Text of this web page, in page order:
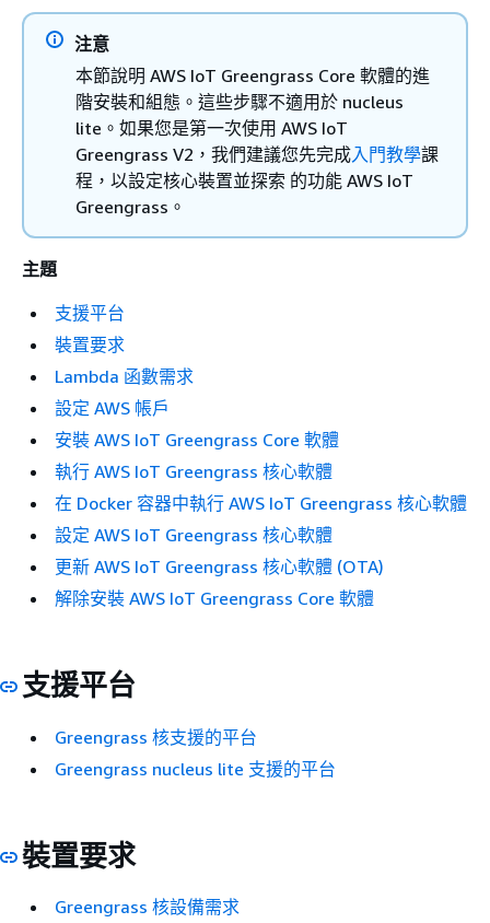
注意
本節說明 AWS IoT Greengrass Core 軟體的進
階安裝和組態。這些步驟不適用於 nucleus
lite。如果您是第一次使用 AWS IoT
Greengrass V2，我們建議您先完成入門教學課
程，以設定核心裝置並探索 的功能 AWS IoT
Greengrass。
主題
支援平台
裝置要求
Lambda 函數需求
設定 AWS 帳戶
安裝 AWS IoT Greengrass Core 軟體
執行 AWS IoT Greengrass 核心軟體
在 Docker 容器中執行 AWS IoT Greengrass 核心軟體
設定 AWS IoT Greengrass 核心軟體
更新 AWS IoT Greengrass 核心軟體 (OTA)
解除安裝 AWS IoT Greengrass Core 軟體
支援平台
Greengrass 核支援的平台
Greengrass nucleus lite 支援的平台
裝置要求
Greengrass 核設備需求